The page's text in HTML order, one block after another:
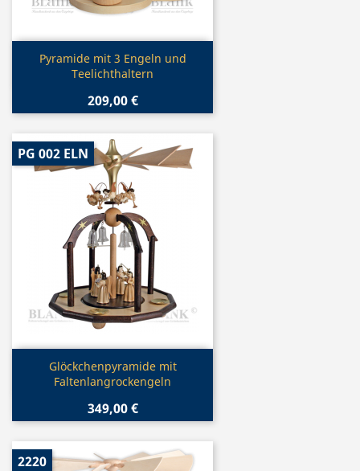
 Vorschau
Pyramide mit 3 Engeln und
Teelichthaltern
209,00 €
Vorschau
Glöckchenpyramide mit
Faltenlangrockengeln
349,00 €
PG 002 ELN
2220